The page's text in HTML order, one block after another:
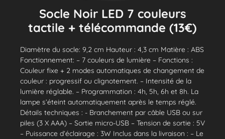
Socle Noir LED 7 couleurs
tactile + télécommande (13€)
Diamètre du socle: 9,2 cm Hauteur : 4,3 cm Matière : ABS
Fonctionnement: – 7 couleurs de lumière – Fonctions :
Couleur fixe + 2 modes automatiques de changement de
couleur : progressif ou clignotement. – Intensité de la
lumière réglable. – Programmation : 4h, 5h, 6h et 8h. La
lampe s’éteint automatiquement après le temps réglé.
Détails techniques : - Branchement par câble USB ou sur
piles (3 X AAA) – Sortie micro-USB – Tension de sortie : 5V
– Puissance d’éclairage : 3W Inclus dans la livraison : – Le